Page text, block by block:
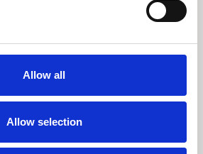
Allow all
Allow selection